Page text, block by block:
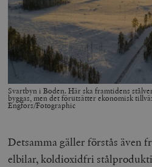
Svartbyn i Boden. Här ska framtidens
byggas, men det förutsätter ekonomisk
Engfors/Fotographic
Detsamma gäller förstås även
elbilar, koldioxidfri